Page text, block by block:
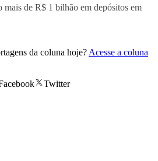
mais de R$ 1 bilhão em depósitos em
da coluna hoje? Acesse a coluna
Twitter